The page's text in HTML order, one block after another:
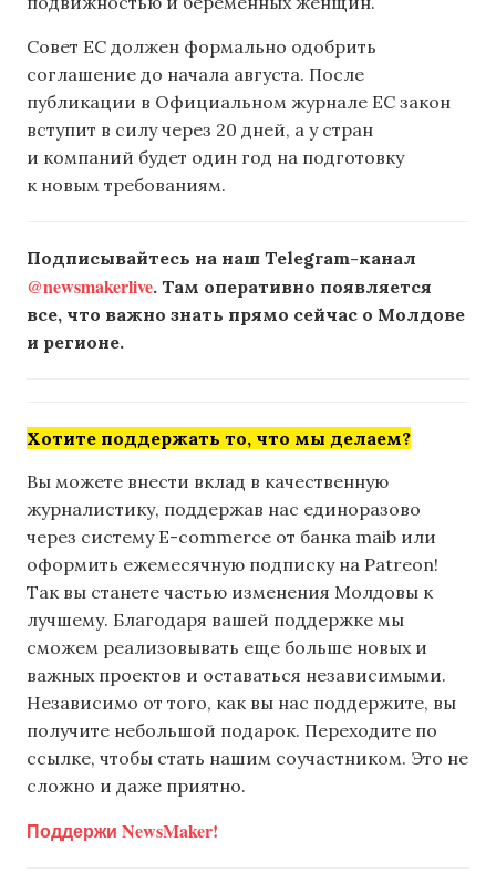
Совет ЕС должен формально одобрить
соглашение до начала августа. После
публикации в Официальном журнале ЕС закон
вступит в силу через 20 дней, а у стран
и компаний будет один год на подготовку
к новым требованиям.
Подписывайтесь на наш Telegram-канал
@newsmakerlive. Там оперативно появляется
все, что важно знать прямо сейчас о Молдове
и регионе.
Хотите поддержать то, что мы делаем?
Вы можете внести вклад в качественную
журналистику, поддержав нас единоразово
через систему E-commerce от банка maib или
оформить ежемесячную подписку на Patreon!
Так вы станете частью изменения Молдовы к
лучшему. Благодаря вашей поддержке мы
сможем реализовывать еще больше новых и
важных проектов и оставаться независимыми.
Независимо от того, как вы нас поддержите, вы
получите небольшой подарок. Переходите по
ссылке, чтобы стать нашим соучастником. Это не
сложно и даже приятно.
Поддержи NewsMaker!